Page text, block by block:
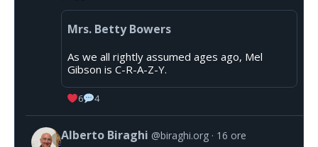
Mrs. Betty Bowers
As we all rightly assumed ages ago, Mel
Gibson is C-R-A-Z-Y.
6 4
Alberto Biraghi @biraghi.org 16 ore